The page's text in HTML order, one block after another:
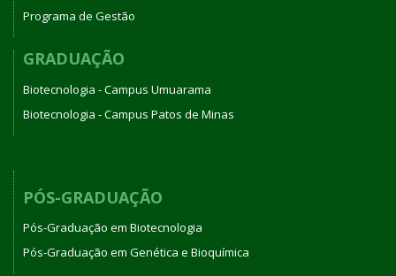
Programa de Gestão
GRADUAÇÃO
Biotecnologia - Campus Umuarama
Biotecnologia - Campus Patos de Minas
PÓS-GRADUAÇÃO
Pós-Graduação em Biotecnologia
Pós-Graduação em Genética e Bioquímica